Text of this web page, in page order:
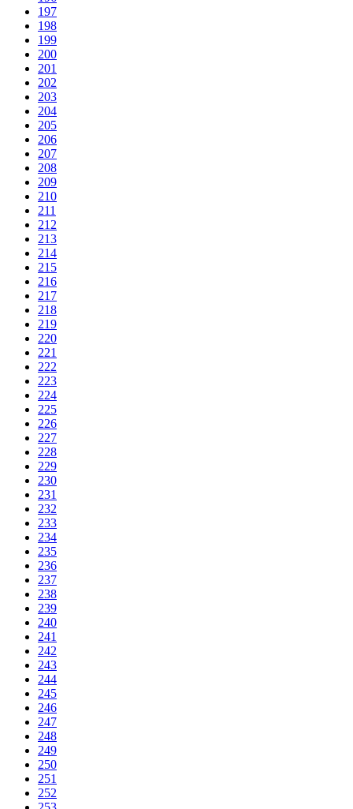
197
198
199
200
201
202
203
204
205
206
207
208
209
210
211
212
213
214
215
216
217
218
219
220
221
222
223
224
225
226
227
228
229
230
231
232
233
234
235
236
237
238
239
240
241
242
243
244
245
246
247
248
249
250
251
252